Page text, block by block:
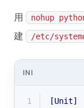
用 nohup
建
/etc/
INI
1
[Unit]